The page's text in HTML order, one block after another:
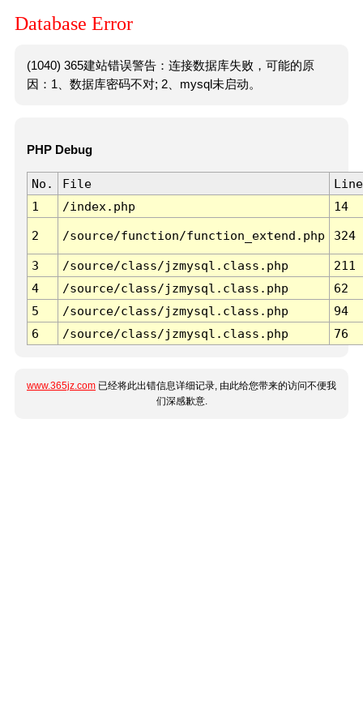
Database Error
(1040) 365建站错误警告：连接数据库失败，可能的原
因：1、数据库密码不对; 2、mysql未启动。
PHP Debug
No. File
Line
1
/index.php 14
2 /source/function/function_extend.php 324
3 /source/class/jzmysql.class.php
211
4
/source/class/jzmysql.class.php
62
5
/source/class/jzmysql.class.php
94
6
/source/class/jzmysql.class.php 76
www.365jz.com 已经将此出错信息详细记录, 由此给您带来的访问不便我
们深感歉意.